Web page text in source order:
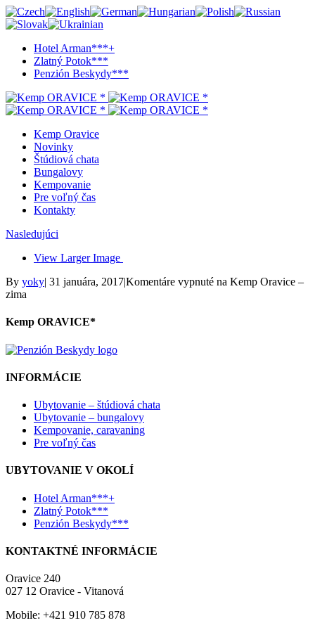
Hotel Arman***+
Zlatný Potok***
Penzión Beskydy***
Kemp Oravice
Novinky
Štúdiová chata
Bungalovy
Kempovanie
Pre voľný čas
Kontakty
Nasledujúci
View Larger Image
By yoky| 31 januára, 2017|Komentáre vypnuté na Kemp Oravice –
zima
Kemp ORAVICE*
INFORMÁCIE
Ubytovanie – štúdiová chata
Ubytovanie – bungalovy
Kempovanie, caravaning
Pre voľný čas
UBYTOVANIE V OKOLÍ
Hotel Arman***+
Zlatný Potok***
Penzión Beskydy***
KONTAKTNÉ INFORMÁCIE
Oravice 240
027 12 Oravice - Vitanová
Mobile: +421 910 785 878